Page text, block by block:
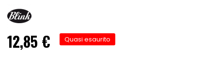
12,85 € Quasi esaurito